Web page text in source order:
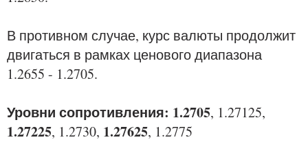
В противном случае, курс валюты продолжит
двигаться в рамках ценового диапазона
1.2655 - 1.2705.
Уровни сопротивления: 1.2705, 1.27125,
1.27225, 1.2730, 1.27625, 1.2775